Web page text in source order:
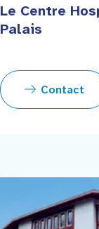
Le Centre
Palais
Contact